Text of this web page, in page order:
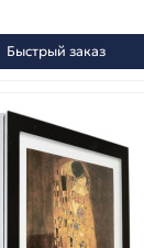
Быстрый заказ